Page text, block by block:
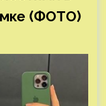
(ФОТО)